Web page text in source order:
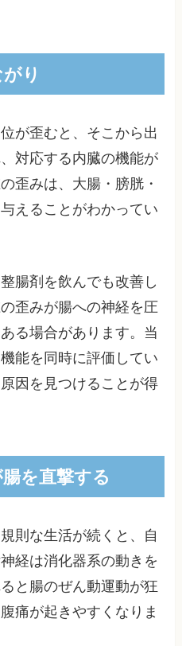
り
が歪むと、そこから出
対応する内臓の機能が
歪みは、大腸・膀胱・
えることがわかってい
腸剤を飲んでも改善し
歪みが腸への神経を圧
る場合があります。当
能を同時に評価してい
因を見つけることが得
を直撃する
則な生活が続くと、自
経は消化器系の動きを
と腸のぜん動運動が狂
痛が起きやすくなりま